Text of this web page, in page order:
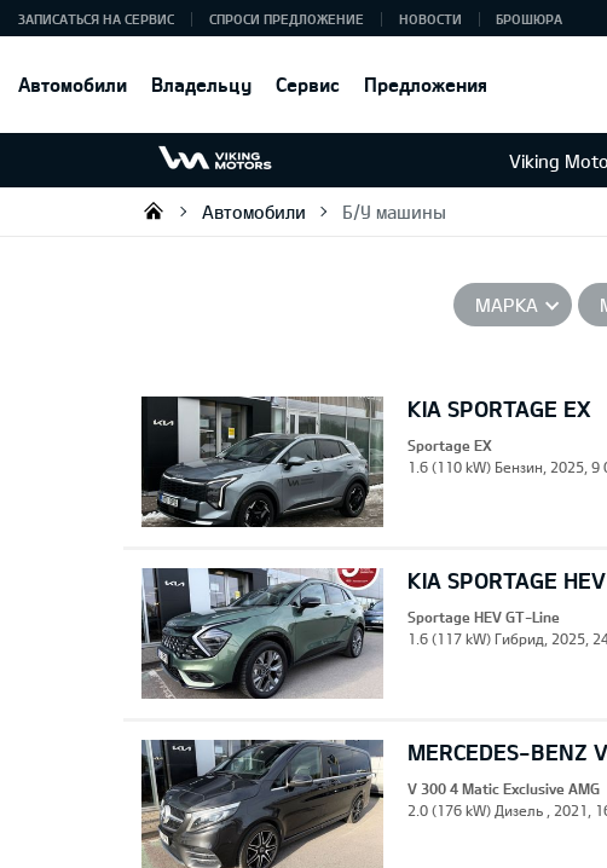
Автомобили Владельцу Сервис Предложения
ЗАПИСАТЬСЯ НА СЕРВИС СПРОСИ ПРЕДЛОЖЕНИЕ НОВОСТИ БРОШЮРА
Viking
Viking Motors - Kia продажа,
Автомобили Б/У машины
МАРКА
KIA SPORTAGE EX
Sportage EX
1.6 (110 kW) Бензин, 2025,
KIA SPORTAGE
Sportage HEV GT-Line
1.6 (117 kW) Гибрид, 2025,
MERCEDES-BENZ
V 300 4 Matic Exclusive AMG
2.0 (176 kW) Дизель , 2021,